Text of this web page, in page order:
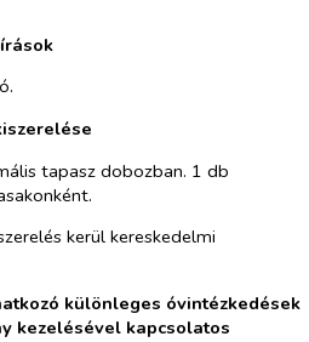
tapasz dobozban. 1 db
kerül kereskedelmi
különleges óvintézkedések
kezelésével kapcsolatos